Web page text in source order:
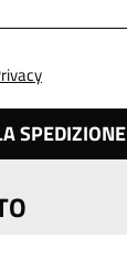
SPEDIZIONE